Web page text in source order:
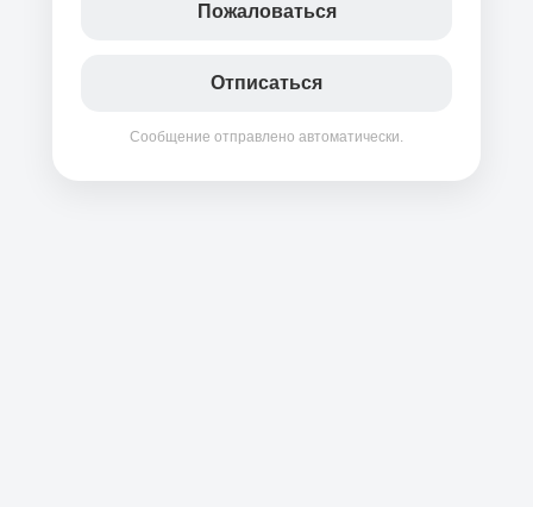
Пожаловаться
Отписаться
Сообщение отправлено автоматически.